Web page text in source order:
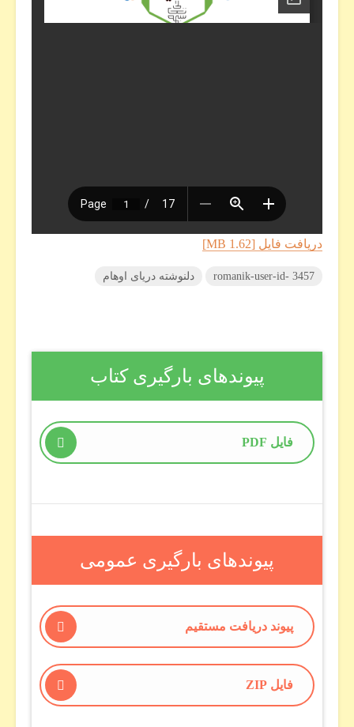
دریافت فایل [1.62 MB]
romanik-user-id- 3457 دلنوشته دریای اوهام
پیوندهای بارگیری کتاب
فایل PDF
پیوندهای بارگیری عمومی
پیوند دریافت مستقیم
فایل ZIP